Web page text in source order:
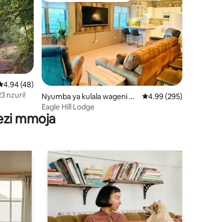
33
wa wastani wa 4.94 kati ya 5, tathmini 48
4.94 (48)
nzuri!
Nyumba ya kulala wageni hu
ko Newark
Ukadiriaji wa wastani
4.99 (295)
Eagle Hill Lodge
mmoja